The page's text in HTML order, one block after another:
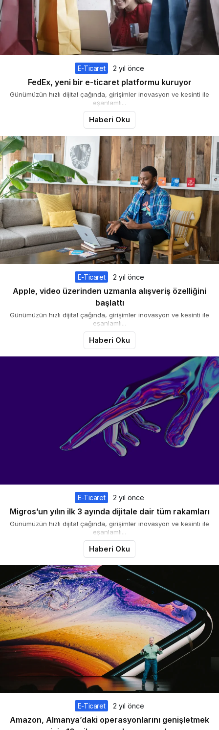
E-Ticaret 2 yıl önce
FedEx, yeni bir e-ticaret platformu kuruyor
Günümüzün hızlı dijital çağında, girişimler inovasyon ve kesinti ile
eşanlamlı...
Haberi Oku
E-Ticaret 2 yıl önce
Apple, video üzerinden uzmanla alışveriş özelliğini
başlattı
Günümüzün hızlı dijital çağında, girişimler inovasyon ve kesinti ile
eşanlamlı...
Haberi Oku
E-Ticaret 2 yıl önce
Migros’un yılın ilk 3 ayında dijitale dair tüm rakamları
Günümüzün hızlı dijital çağında, girişimler inovasyon ve kesinti ile
eşanlamlı...
Haberi Oku
E-Ticaret 2 yıl önce
Amazon, Almanya’daki operasyonlarını genişletmek